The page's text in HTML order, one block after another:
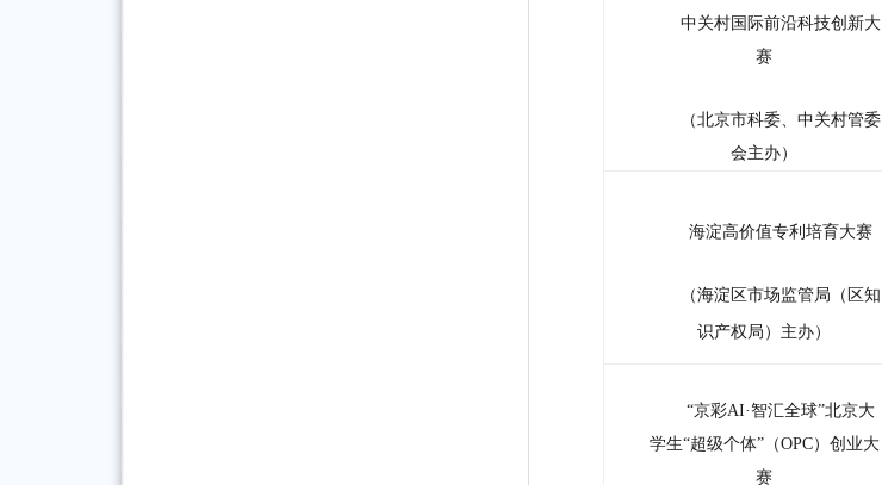
中关村国际前沿科技创新大
赛
（北京市科委、中关村管委
会主办）
海淀高价值专利培育大赛
（海淀区市场监管局（区知
识产权局）主办）
“京彩AI·智汇全球”北京大
学生“超级个体”（OPC）创业大
赛